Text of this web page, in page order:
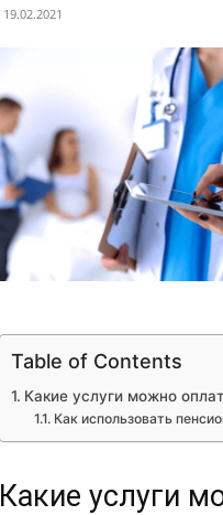
19.02.2021
Table of Contents
Какие услуги можно
Как использовать
Какие услуги